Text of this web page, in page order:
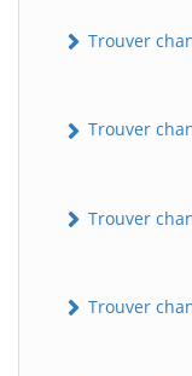
Trouver
Trouver
Trouver
Trouver